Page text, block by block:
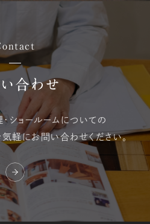
合わせ
ショールームについての
気軽にお問い合わせください。